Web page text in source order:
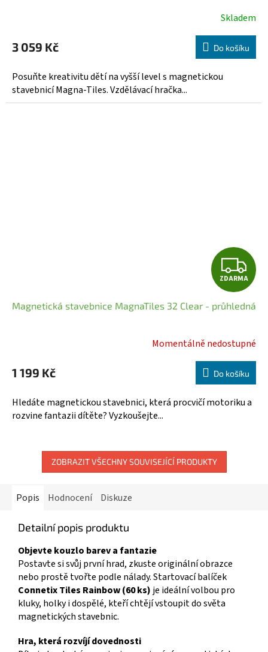
R
M
A
produktu
5,0
z
5
Skladem
3 059 Kč Do košíku
Posuňte kreativitu dětí na vyšší level s magnetickou
stavebnicí Magna-Tiles. Vzdělávací hračka...
Z
D
A
R
M
A
ZDARMA
Magnetická stavebnice MagnaTiles 32 Clear - průhledná
produktu
5,0
z
Momentálně nedostupné
1 199 Kč Do košíku
Hledáte magnetickou stavebnici, která procvičí motoriku a
rozvine fantazii dítěte? Vyzkoušejte...
ZOBRAZIT VŠECHNY SOUVISEJÍCÍ PRODUKTY
Popis Hodnocení Diskuze
Detailní popis produktu
Objevte kouzlo barev a fantazie
Postavte si svůj první hrad, zkuste originální obrazce
nebo prostě tvořte podle nálady. Startovací balíček
Connetix Tiles Rainbow (60 ks) je ideální volbou pro
kluky, holky i dospělé, kteří chtějí vstoupit do světa
magnetických stavebnic.
Hra, která rozvíjí dovednosti